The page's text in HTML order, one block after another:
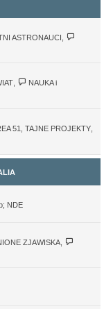
ASTRONAUCI
NAUKA i
51, TAJNE PROJEKTY,
NDE
ZJAWISKA,